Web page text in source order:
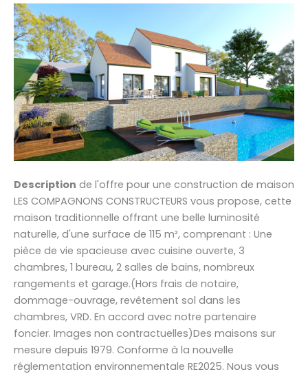
Description de l'offre pour une construction de maison
LES COMPAGNONS CONSTRUCTEURS vous propose, cette
maison traditionnelle offrant une belle luminosité
naturelle, d'une surface de 115 m², comprenant : Une
pièce de vie spacieuse avec cuisine ouverte, 3
chambres, 1 bureau, 2 salles de bains, nombreux
rangements et garage.(Hors frais de notaire,
dommage-ouvrage, revêtement sol dans les
chambres, VRD. En accord avec notre partenaire
foncier. Images non contractuelles)Des maisons sur
mesure depuis 1979. Conforme à la nouvelle
réglementation environnementale RE2025. Nous vous